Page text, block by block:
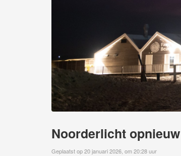
Noorderlicht
Geplaatst op 20 januari 2026, om 20:28 uur